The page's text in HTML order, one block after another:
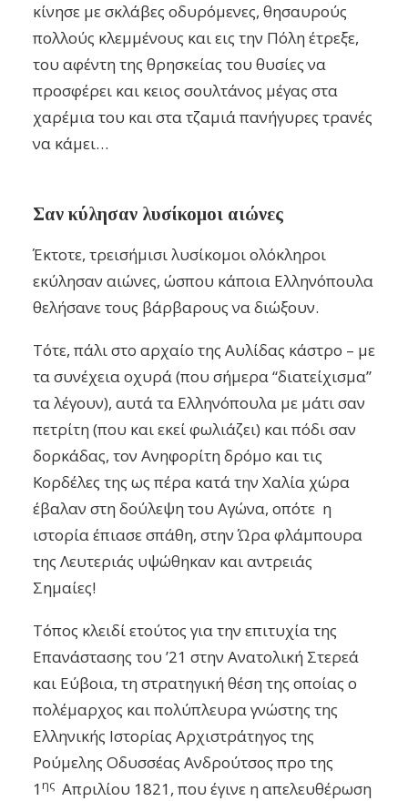
κίνησε με σκλάβες οδυρόμενες, θησαυρούς
πολλούς κλεμμένους και εις την Πόλη έτρεξε,
του αφέντη της θρησκείας του θυσίες να
προσφέρει και κειος σουλτάνος μέγας στα
χαρέμια του και στα τζαμιά πανήγυρες τρανές
να κάμει…
Σαν κύλησαν λυσίκομοι αιώνες
Έκτοτε, τρεισήμισι λυσίκομοι ολόκληροι
εκύλησαν αιώνες, ώσπου κάποια Ελληνόπουλα
θελήσανε τους βάρβαρους να διώξουν.
Τότε, πάλι στο αρχαίο της Αυλίδας κάστρο – με
τα συνέχεια οχυρά (που σήμερα ‘‘διατείχισμα’’
τα λέγουν), αυτά τα Ελληνόπουλα με μάτι σαν
πετρίτη (που και εκεί φωλιάζει) και πόδι σαν
δορκάδας, τον Ανηφορίτη δρόμο και τις
Κορδέλες της ως πέρα κατά την Χαλία χώρα
έβαλαν στη δούλεψη του Αγώνα, οπότε η
ιστορία έπιασε σπάθη, στην Ώρα φλάμπουρα
της Λευτεριάς υψώθηκαν και αντρειάς
Σημαίες!
Τόπος κλειδί ετούτος για την επιτυχία της
Επανάστασης του ’21 στην Ανατολική Στερεά
και Εύβοια, τη στρατηγική θέση της οποίας ο
πολέμαρχος και πολύπλευρα γνώστης της
Ελληνικής Ιστορίας Αρχιστράτηγος της
Ρούμελης Οδυσσέας Ανδρούτσος προ της
1ης Απριλίου 1821, που έγινε η απελευθέρωση